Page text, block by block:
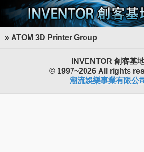
» ATOM 3D Printer Group
INVENTOR 創客基
© 1997~2026 All rights
潮流娛樂事業有限公